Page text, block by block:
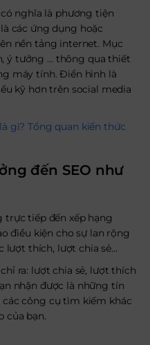
nghĩa là phương tiện
các ứng dụng hoặc
nền tảng internet. Mục
ý tưởng … thông qua thiết
máy tính. Điển hình là
kỹ hơn trên social media
gì? Tổng quan kiến thức
đến SEO như
trực tiếp đến xếp hạng
điều kiện cho sự lan rộng
lượt thích, lượt chia sẻ…
ra: lượt chia sẻ, lượt thích
nhận được là những tín
công cụ tìm kiếm khác
của bạn.